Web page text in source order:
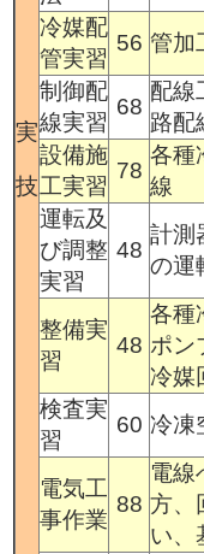
実
技
冷媒配
管実習
56 管加
制御配
線実習
68
配線
路配
設備施
工実習
78
各種
線
運転及
び調整
実習
48
計測
の運
整備実
習
48
各種
ポン
冷媒
検査実
習
60 冷凍
電気工
事作業
88
電線
方、
い、